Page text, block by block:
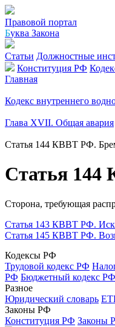
Правовой портал
Буква Закона
Статьи Должностные
Конституция РФ
Главная
Кодекс внутреннего
Глава XVII. Общая авария
Статья 144 КВВТ РФ.
Статья 144
Сторона, требующая
Статья 143 КВВТ РФ.
Статья 145 КВВТ РФ.
Кодексы РФ
Трудовой кодекс РФ
РФ Бюджетный кодекс РФ
Разное
Юридический словарь
Законы РФ
Конституция РФ Законы